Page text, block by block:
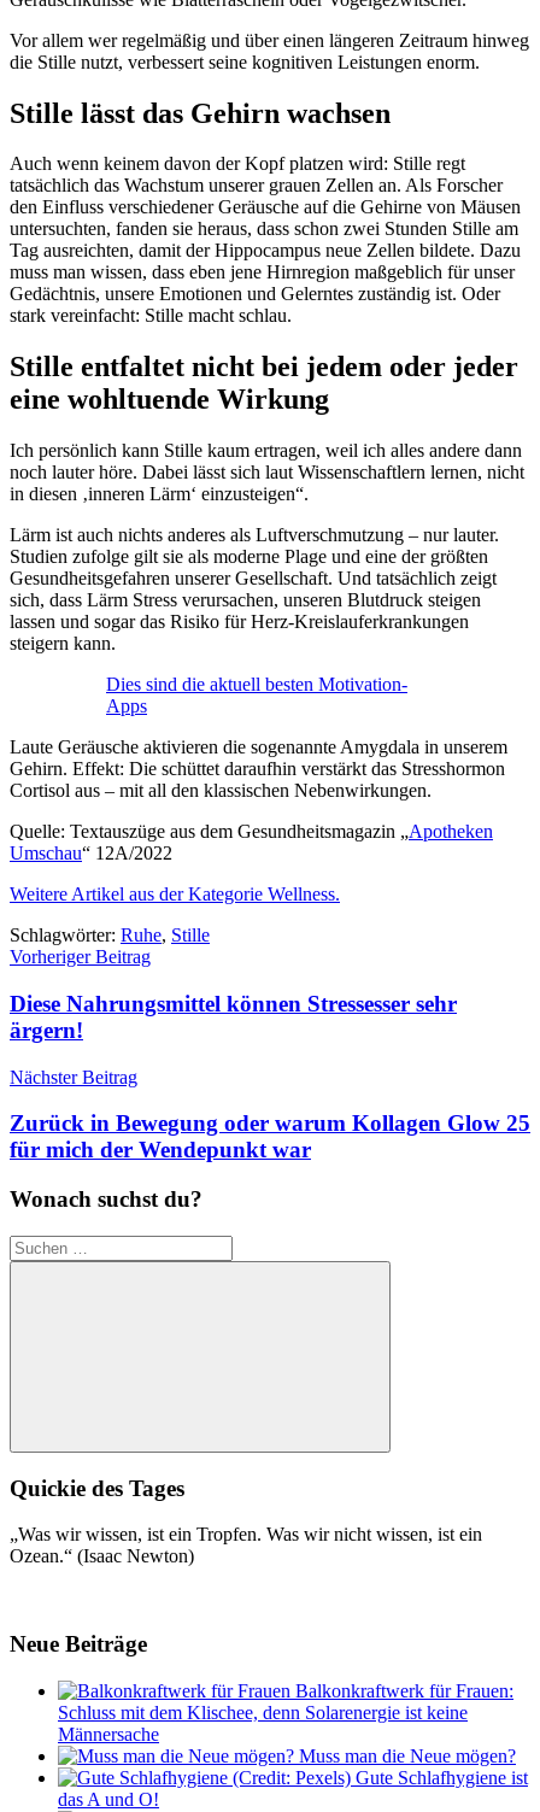
Vor allem wer regelmäßig und über einen längeren Zeitraum hinweg
die Stille nutzt, verbessert seine kognitiven Leistungen enorm.
Stille lässt das Gehirn wachsen
Auch wenn keinem davon der Kopf platzen wird: Stille regt
tatsächlich das Wachstum unserer grauen Zellen an. Als Forscher
den Einfluss verschiedener Geräusche auf die Gehirne von Mäusen
untersuchten, fanden sie heraus, dass schon zwei Stunden Stille am
Tag ausreichten, damit der Hippocampus neue Zellen bildete. Dazu
muss man wissen, dass eben jene Hirnregion maßgeblich für unser
Gedächtnis, unsere Emotionen und Gelerntes zuständig ist. Oder
stark vereinfacht: Stille macht schlau.
Stille entfaltet nicht bei jedem oder jeder
eine wohltuende Wirkung
Ich persönlich kann Stille kaum ertragen, weil ich alles andere dann
noch lauter höre. Dabei lässt sich laut Wissenschaftlern lernen, nicht
in diesen ‚inneren Lärm‘ einzusteigen“.
Lärm ist auch nichts anderes als Luftverschmutzung – nur lauter.
Studien zufolge gilt sie als moderne Plage und eine der größten
Gesundheitsgefahren unserer Gesellschaft. Und tatsächlich zeigt
sich, dass Lärm Stress verursachen, unseren Blutdruck steigen
lassen und sogar das Risiko für Herz-Kreislauferkrankungen
steigern kann.
Dies sind die aktuell besten Motivation-
Apps
Laute Geräusche aktivieren die sogenannte Amygdala in unserem
Gehirn. Effekt: Die schüttet daraufhin verstärkt das Stresshormon
Cortisol aus – mit all den klassischen Nebenwirkungen.
Quelle: Textauszüge aus dem Gesundheitsmagazin „Apotheken
Umschau“ 12A/2022
Weitere Artikel aus der Kategorie Wellness.
Schlagwörter: Ruhe, Stille
Beitragsnavigation
Vorheriger Beitrag
Diese Nahrungsmittel können Stressesser sehr
ärgern!
Nächster Beitrag
Zurück in Bewegung oder warum Kollagen Glow 25
für mich der Wendepunkt war
Wonach suchst du?
Suchen
nach:
Suchen
Quickie des Tages
„Was wir wissen, ist ein Tropfen. Was wir nicht wissen, ist ein
Ozean.“ (Isaac Newton)
Neue Beiträge
Balkonkraftwerk für Frauen:
Schluss mit dem Klischee, denn Solarenergie ist keine
Männersache
Muss man die Neue mögen?
Gute Schlafhygiene ist
das A und O!